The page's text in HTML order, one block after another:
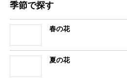
季節で探す
春の花
夏の花